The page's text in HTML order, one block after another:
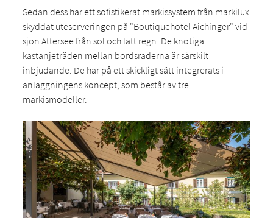
Sedan dess har ett sofistikerat markissystem från markilux
skyddat uteserveringen på "Boutiquehotel Aichinger" vid
sjön Attersee från sol och lätt regn. De knotiga
kastanjeträden mellan bordsraderna är särskilt
inbjudande. De har på ett skickligt sätt integrerats i
anläggningens koncept, som består av tre
markismodeller.